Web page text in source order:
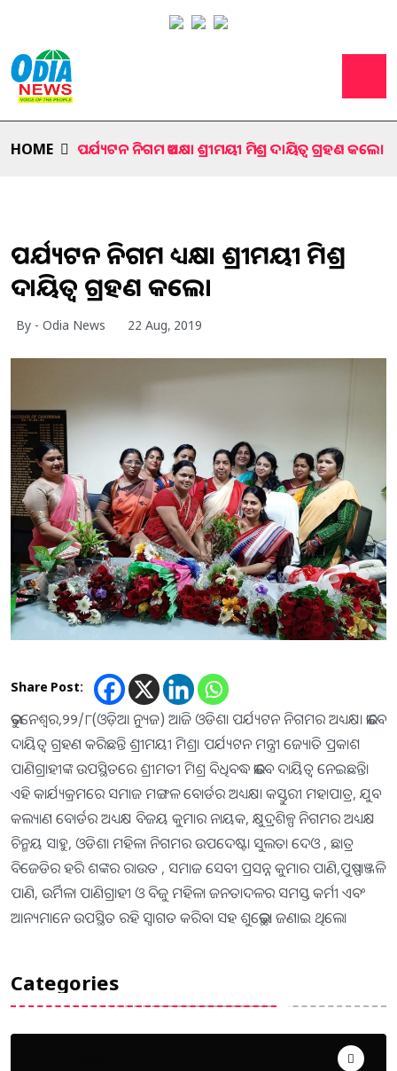
HOME ପର୍ଯ୍ୟଟନ ନିଗମ ଅଧ୍ୟକ୍ଷା ଶ୍ରୀମୟୀ ମିଶ୍ର ଦାୟିତ୍ବ ଗ୍ରହଣ କଲେ।
ପର୍ଯ୍ୟଟନ ନିଗମ ଅଧ୍ୟକ୍ଷା ଶ୍ରୀମୟୀ ମିଶ୍ର
ଦାୟିତ୍ବ ଗ୍ରହଣ କଲେ।
By - Odia News 22 Aug, 2019
Share Post:
ଭୁବନେଶ୍ବର,୨୨/୮(ଓଡ଼ିଆ ନ୍ୟୁଜ) ଆଜି ଓଡିଶା ପର୍ଯ୍ୟଟନ ନିଗମର ଅଧ୍ୟକ୍ଷା ଭାବେ
ଦାୟିତ୍ବ ଗ୍ରହଣ କରିଛନ୍ତି ଶ୍ରୀମୟୀ ମିଶ୍ର। ପର୍ଯ୍ୟଟନ ମନ୍ତ୍ରୀ ଜ୍ୟୋତି ପ୍ରକାଶ
ପାଣିଗ୍ରାହୀଙ୍କ ଉପସ୍ଥିତରେ ଶ୍ରୀମତୀ ମିଶ୍ର ବିଧିବଦ୍ଧ ଭାବେ ଦାୟିତ୍ବ ନେଇଛନ୍ତି।
ଏହି କାର୍ଯ୍ୟକ୍ରମରେ ସମାଜ ମଙ୍ଗଳ ବୋର୍ଡର ଅଧ୍ୟକ୍ଷା କସ୍ତୁରୀ ମହାପାତ୍ର, ଯୁବ
କଲ୍ୟାଣ ବୋର୍ଡର ଅଧ୍ୟକ୍ଷ ବିଜୟ କୁମାର ନାୟକ, କ୍ଷୁଦ୍ରଶିଳ୍ପ ନିଗମର ଅଧ୍ୟକ୍ଷ
ଚିନ୍ମୟ ସାହୁ, ଓଡିଶା ମହିଳା ନିଗମର ଉପଦେଷ୍ଟା ସୁଲତା ଦେଓ , ଛାତ୍ର
ବିଜେଡିର ହରି ଶଙ୍କର ରାଉତ , ସମାଜ ସେବୀ ପ୍ରସନ୍ନ କୁମାର ପାଣି,ପୁଷ୍ପାଞ୍ଜଳି
ପାଣି, ଉର୍ମିଳା ପାଣିଗ୍ରାହୀ ଓ ବିଜୁ ମହିଳା ଜନତାଦଳର ସମସ୍ତ କର୍ମୀ ଏବଂ
ଆନ୍ୟମାନେ ଉପସ୍ଥିତ ରହି ସ୍ୱାଗତ କରିବା ସହ ଶୁଭେଚ୍ଛା ଜଣାଇ ଥିଲେ।
Categories